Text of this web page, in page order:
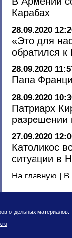
Карабах
28.09.2020
«Это для
обратился к
28.09.2020
Папа
28.09.2020
Патриарх
разрешении
27.09.2020
Католикос
ситуации в
На главную В
отдельных материалов.